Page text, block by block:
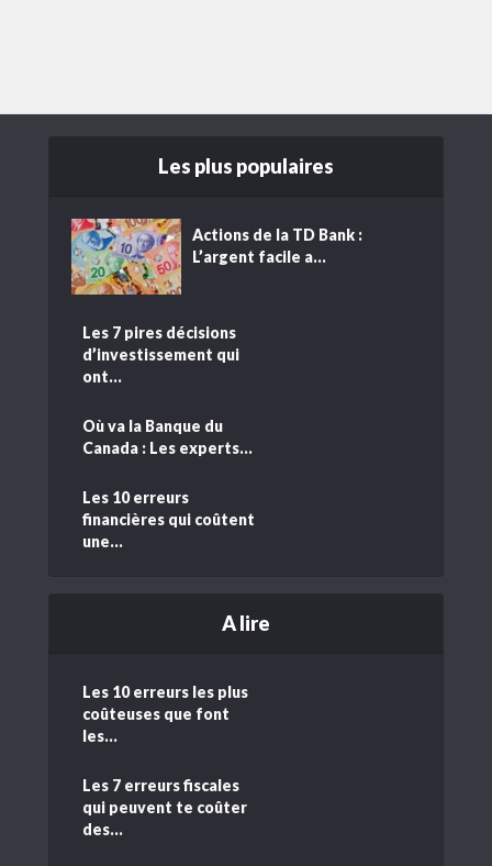
Les plus populaires
Actions de la TD Bank :
L’argent facile a...
Les 7 pires décisions
d’investissement qui
ont...
Où va la Banque du
Canada : Les experts...
Les 10 erreurs
financières qui coûtent
une...
A lire
Les 10 erreurs les plus
coûteuses que font
les...
Les 7 erreurs fiscales
qui peuvent te coûter
des...